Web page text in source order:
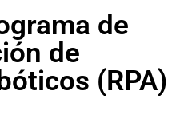
de
de
(RPA)